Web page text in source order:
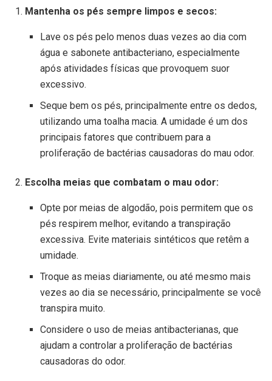
Mantenha os pés sempre limpos e secos:
Lave os pés pelo menos duas vezes ao dia com
água e sabonete antibacteriano, especialmente
após atividades físicas que provoquem suor
excessivo.
Seque bem os pés, principalmente entre os dedos,
utilizando uma toalha macia. A umidade é um dos
principais fatores que contribuem para a
proliferação de bactérias causadoras do mau odor.
Escolha meias que combatam o mau odor:
Opte por meias de algodão, pois permitem que os
pés respirem melhor, evitando a transpiração
excessiva. Evite materiais sintéticos que retêm a
umidade.
Troque as meias diariamente, ou até mesmo mais
vezes ao dia se necessário, principalmente se você
transpira muito.
Considere o uso de meias antibacterianas, que
ajudam a controlar a proliferação de bactérias
causadoras do odor.